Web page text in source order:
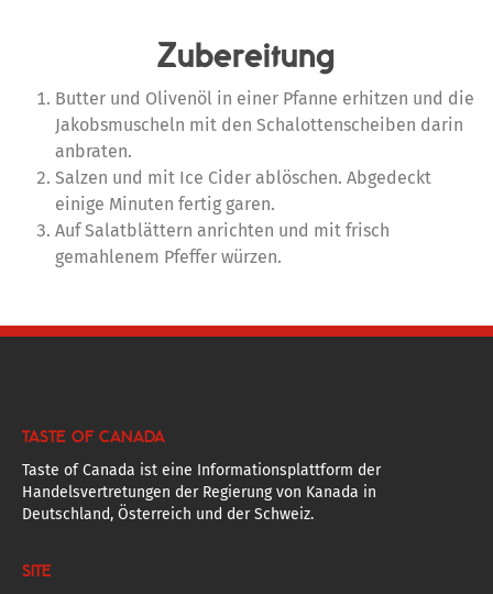
Zubereitung
Butter und Olivenöl in einer Pfanne erhitzen und die
Jakobsmuscheln mit den Schalottenscheiben darin
anbraten.
Salzen und mit Ice Cider ablöschen. Abgedeckt
einige Minuten fertig garen.
Auf Salatblättern anrichten und mit frisch
gemahlenem Pfeffer würzen.
TASTE OF CANADA
Taste of Canada ist eine Informationsplattform der
Handelsvertretungen der Regierung von Kanada in
Deutschland, Österreich und der Schweiz.
SITE